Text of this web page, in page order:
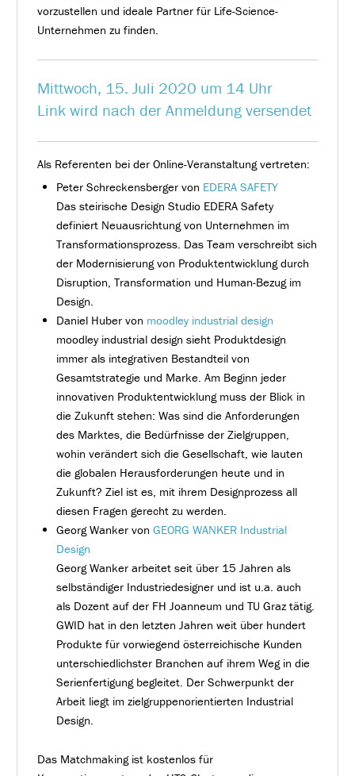
vorzustellen und ideale Partner für Life-Science-
Unternehmen zu finden.
Mittwoch, 15. Juli 2020 um 14 Uhr
Link wird nach der Anmeldung versendet
Als Referenten bei der Online-Veranstaltung vertreten:
Peter Schreckensberger von EDERA SAFETY
Das steirische Design Studio EDERA Safety
definiert Neuausrichtung von Unternehmen im
Transformationsprozess. Das Team verschreibt sich
der Modernisierung von Produktentwicklung durch
Disruption, Transformation und Human-Bezug im
Design.
Daniel Huber von moodley industrial design
moodley industrial design sieht Produktdesign
immer als integrativen Bestandteil von
Gesamtstrategie und Marke. Am Beginn jeder
innovativen Produktentwicklung muss der Blick in
die Zukunft stehen: Was sind die Anforderungen
des Marktes, die Bedürfnisse der Zielgruppen,
wohin verändert sich die Gesellschaft, wie lauten
die globalen Herausforderungen heute und in
Zukunft? Ziel ist es, mit ihrem Designprozess all
diesen Fragen gerecht zu werden.
Georg Wanker von GEORG WANKER Industrial
Design
Georg Wanker arbeitet seit über 15 Jahren als
selbständiger Industriedesigner und ist u.a. auch
als Dozent auf der FH Joanneum und TU Graz tätig.
GWID hat in den letzten Jahren weit über hundert
Produkte für vorwiegend österreichische Kunden
unterschiedlichster Branchen auf ihrem Weg in die
Serienfertigung begleitet. Der Schwerpunkt der
Arbeit liegt im zielgruppenorientierten Industrial
Design.
Das Matchmaking ist kostenlos für